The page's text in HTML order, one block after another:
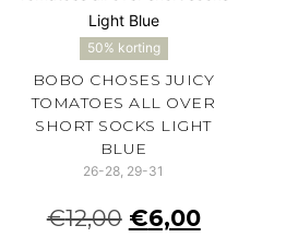
50% korting
BOBO CHOSES JUICY
TOMATOES ALL OVER
SHORT SOCKS LIGHT
BLUE
26-28, 29-31
€12,00 €6,00